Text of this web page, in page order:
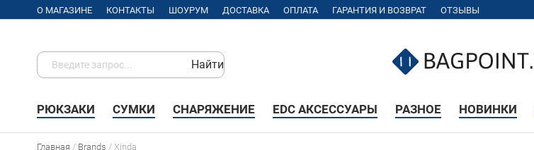
О МАГАЗИНЕ КОНТАКТЫ ШОУРУМ ДОСТАВКА ОПЛАТА ГАРАНТИЯ И ВОЗВРАТ ОТЗЫВЫ
Найти
РЮКЗАКИ СУМКИ СНАРЯЖЕНИЕ EDC АКСЕССУАРЫ РАЗНОЕ НОВИНКИ
Главная / Brands / Xinda